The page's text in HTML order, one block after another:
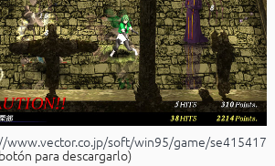
www.vector.co.jp/soft/win95/game/
para descargarlo)